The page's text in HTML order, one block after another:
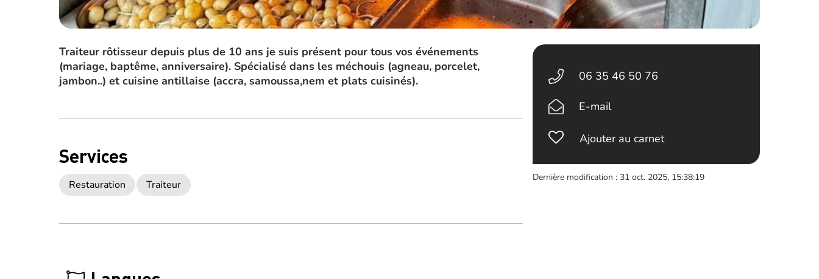
Traiteur rôtisseur depuis plus de 10 ans je suis présent pour tous vos événements
(mariage, baptême, anniversaire). Spécialisé dans les méchouis (agneau, porcelet,
jambon..) et cuisine antillaise (accra, samoussa,nem et plats cuisinés).
Services
Restauration Traiteur
06 35 46 50 76
E-mail
Ajouter au carnet
Dernière modification : 31 oct. 2025, 15:38:19